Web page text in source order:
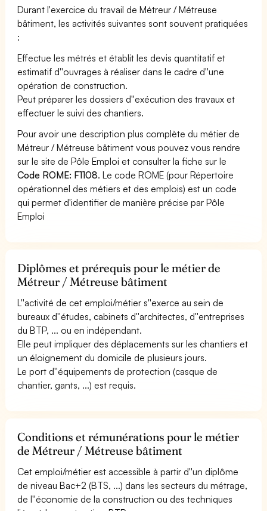
Durant l'exercice du travail de Métreur / Métreuse
bâtiment, les activités suivantes sont souvent pratiquées
:
Effectue les métrés et établit les devis quantitatif et
estimatif d''ouvrages à réaliser dans le cadre d''une
opération de construction.
Peut préparer les dossiers d''exécution des travaux et
effectuer le suivi des chantiers.
Pour avoir une description plus complète du métier de
Métreur / Métreuse bâtiment vous pouvez vous rendre
sur le site de Pôle Emploi et consulter la fiche sur le
Code ROME: F1108. Le code ROME (pour Répertoire
opérationnel des métiers et des emplois) est un code
qui permet d'identifier de manière précise par Pôle
Emploi
Diplômes et prérequis pour le métier de
Métreur / Métreuse bâtiment
L''activité de cet emploi/métier s''exerce au sein de
bureaux d''études, cabinets d''architectes, d''entreprises
du BTP, ... ou en indépendant.
Elle peut impliquer des déplacements sur les chantiers et
un éloignement du domicile de plusieurs jours.
Le port d''équipements de protection (casque de
chantier, gants, ...) est requis.
Conditions et rémunérations pour le métier
de Métreur / Métreuse bâtiment
Cet emploi/métier est accessible à partir d''un diplôme
de niveau Bac+2 (BTS, ...) dans les secteurs du métrage,
de l''économie de la construction ou des techniques